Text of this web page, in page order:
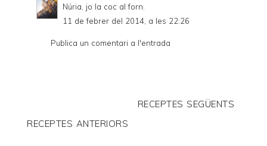
Núria, jo la coc al forn.
11 de febrer del 2014, a les 22:26
Publica un comentari a l'entrada
RECEPTES SEGÜENTS
RECEPTES ANTERIORS